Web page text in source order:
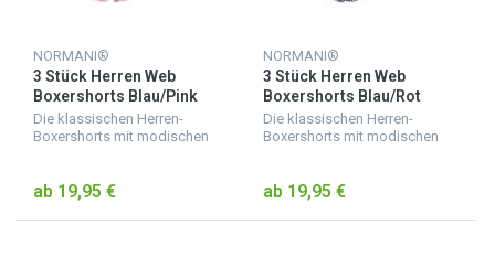
NORMANI®
3 Stück Herren Web
Boxershorts Blau/Pink
Die klassischen Herren-
Boxershorts mit modischen
Der weiche Webstoff sowie
ab 19,95 €
NORMANI®
3 Stück Herren Web
Boxershorts Blau/Rot
Die klassischen Herren-
Boxershorts mit modischen
Der weiche Webstoff sowie
ab 19,95 €